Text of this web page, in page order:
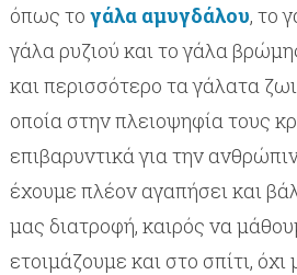
όπως το γάλα αμυγδάλου, το
γάλα ρυζιού και το γάλα
και περισσότερο τα γάλατα
οποία στην πλειοψηφία τους
επιβαρυντικά για την
έχουμε πλέον αγαπήσει και
μας διατροφή, καιρός να
ετοιμάζουμε και στο σπίτι, όχι